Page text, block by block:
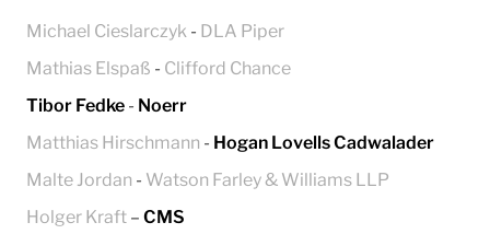
Michael Cieslarczyk - DLA Piper
Mathias Elspaß - Clifford Chance
Tibor Fedke - Noerr
Matthias Hirschmann - Hogan Lovells Cadwalader
Malte Jordan - Watson Farley & Williams LLP
Holger Kraft – CMS